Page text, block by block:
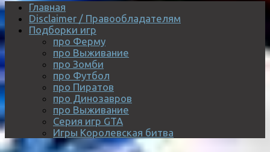
Главная
Disclaimer / Правообладателям
Подборки игр
про Ферму
про Выживание
про Зомби
про Футбол
про Пиратов
про Динозавров
про Выживание
Серия игр GTA
Игры Королевская битва